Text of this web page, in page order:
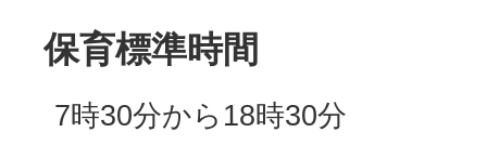
保育標準時間
7時30分から18時30分